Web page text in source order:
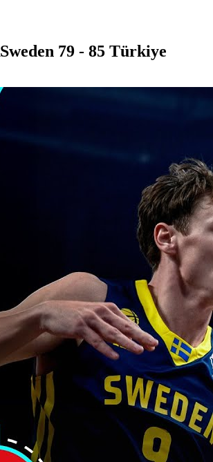
Sweden 79 - 85 Türkiye